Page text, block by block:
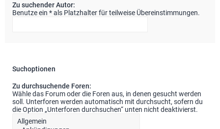
Zu suchender Autor:
Benutze ein * als Platzhalter für teilweise Übereinstimmungen.
Suchoptionen
Zu durchsuchende Foren:
Wähle das Forum oder die Foren aus, in denen gesucht werden
soll. Unterforen werden automatisch mit durchsucht, sofern du
die Option „Unterforen durchsuchen“ unten nicht deaktivierst.